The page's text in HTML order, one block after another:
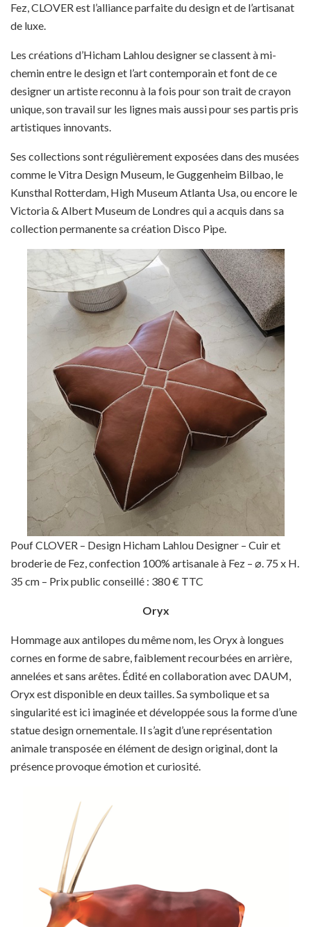
Fez, CLOVER est l’alliance parfaite du design et de l’artisanat
de luxe.
Les créations d’Hicham Lahlou designer se classent à mi-
chemin entre le design et l’art contemporain et font de ce
designer un artiste reconnu à la fois pour son trait de crayon
unique, son travail sur les lignes mais aussi pour ses partis pris
artistiques innovants.
Ses collections sont régulièrement exposées dans des musées
comme le Vitra Design Museum, le Guggenheim Bilbao, le
Kunsthal Rotterdam, High Museum Atlanta Usa, ou encore le
Victoria & Albert Museum de Londres qui a acquis dans sa
collection permanente sa création Disco Pipe.
Pouf CLOVER – Design Hicham Lahlou Designer – Cuir et
broderie de Fez, confection 100% artisanale à Fez – ⌀. 75 x H.
35 cm – Prix public conseillé : 380 € TTC
Oryx
Hommage aux antilopes du même nom, les Oryx à longues
cornes en forme de sabre, faiblement recourbées en arrière,
annelées et sans arêtes. Édité en collaboration avec DAUM,
Oryx est disponible en deux tailles. Sa symbolique et sa
singularité est ici imaginée et développée sous la forme d’une
statue design ornementale. Il s’agit d’une représentation
animale transposée en élément de design original, dont la
présence provoque émotion et curiosité.